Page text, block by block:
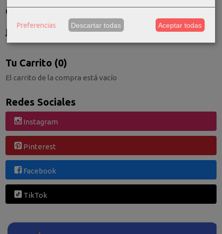
Costes de Envío
GRATIS *
Tu Carrito (0)
El carrito de la compra está vacío
Redes Sociales
Instagram
Pinterest
Facebook
TikTok
Preferencias Descartar todas Aceptar todas